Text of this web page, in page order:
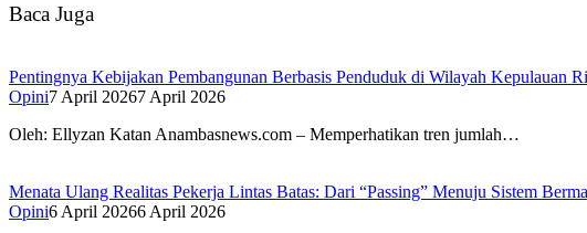
Baca Juga
Pentingnya Kebijakan Pembangunan Berbasis Penduduk di Wilayah Kepulauan
Opini7 April 20267 April 2026
Oleh: Ellyzan Katan Anambasnews.com – Memperhatikan tren jumlah…
Menata Ulang Realitas Pekerja Lintas Batas: Dari “Passing” Menuju Sistem
Opini6 April 20266 April 2026